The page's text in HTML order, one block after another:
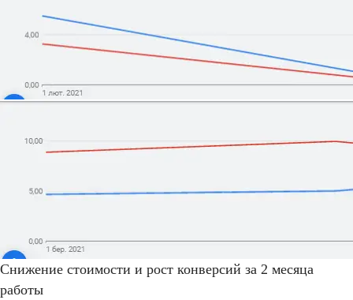
Снижение стоимости и рост конверсий за 2 месяца
работы